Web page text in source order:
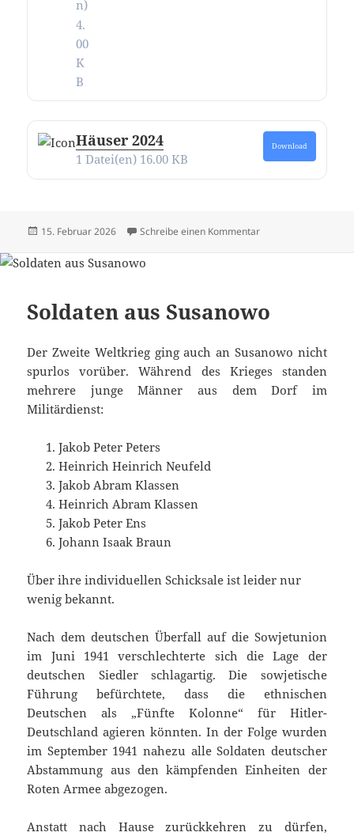
n)
4.
00
K
B
Häuser 2024
1 Datei(en) 16.00 KB
Download
Veröffentlicht
15. Februar 2026 Schreibe einen Kommentarzu Alle Texte und
Soldaten aus Susanowo
Der Zweite Weltkrieg ging auch an Susanowo nicht
spurlos vorüber. Während des Krieges standen
mehrere junge Männer aus dem Dorf im
Militärdienst:
Jakob Peter Peters
Heinrich Heinrich Neufeld
Jakob Abram Klassen
Heinrich Abram Klassen
Jakob Peter Ens
Johann Isaak Braun
Über ihre individuellen Schicksale ist leider nur
wenig bekannt.
Nach dem deutschen Überfall auf die Sowjetunion
im Juni 1941 verschlechterte sich die Lage der
deutschen Siedler schlagartig. Die sowjetische
Führung befürchtete, dass die ethnischen
Deutschen als „Fünfte Kolonne“ für Hitler-
Deutschland agieren könnten. In der Folge wurden
im September 1941 nahezu alle Soldaten deutscher
Abstammung aus den kämpfenden Einheiten der
Roten Armee abgezogen.
Anstatt nach Hause zurückkehren zu dürfen,